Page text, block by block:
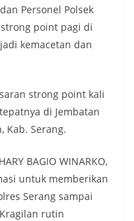
Personel Polsek
point pagi di
kemacetan dan
strong point kali
di Jembatan
Kab. Serang.
BAGIO WINARKO,
untuk memberikan
Serang sampai
rutin